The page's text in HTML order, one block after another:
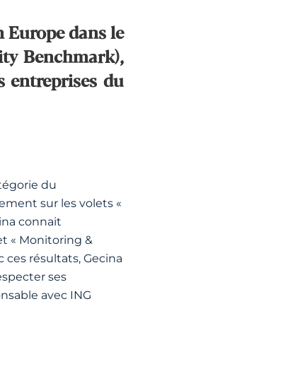
Europe dans le
Benchmark),
entreprises du
du
sur les volets «
connait
« Monitoring &
résultats, Gecina
ses
avec ING